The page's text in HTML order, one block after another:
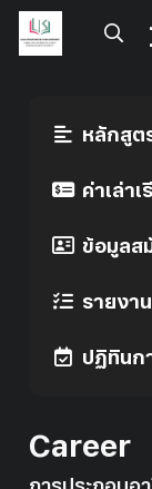
หลักสูต
ค่าเล่าเ
ข้อมูลส
รายงา
ปฏิทินก
Career